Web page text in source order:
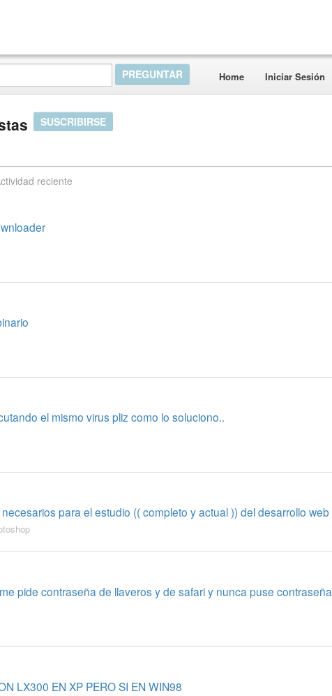
Home Iniciar Sesión
SUSCRIBIRSE
reciente
el mismo virus pliz como lo soluciono..
para el estudio (( completo y actual )) del desarrollo web
pide contraseña de llaveros y de safari y nunca puse contraseña
LX300 EN XP PERO SI EN WIN98